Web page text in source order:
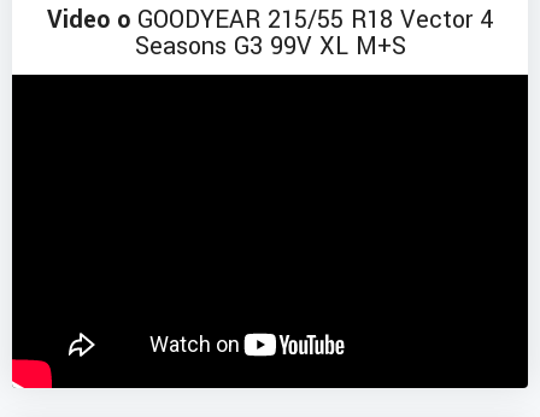
Video o GOODYEAR 215/55 R18 Vector 4
Seasons G3 99V XL M+S